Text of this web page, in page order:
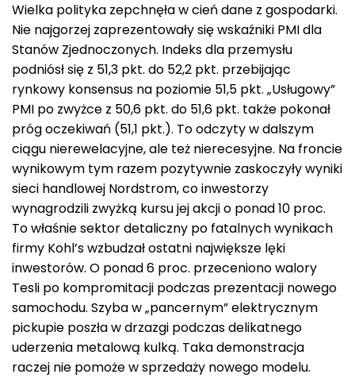
Wielka polityka zepchnęła w cień dane z gospodarki.
Nie najgorzej zaprezentowały się wskaźniki PMI dla
Stanów Zjednoczonych. Indeks dla przemysłu
podniósł się z 51,3 pkt. do 52,2 pkt. przebijając
rynkowy konsensus na poziomie 51,5 pkt. „Usługowy”
PMI po zwyżce z 50,6 pkt. do 51,6 pkt. także pokonał
próg oczekiwań (51,1 pkt.). To odczyty w dalszym
ciągu nierewelacyjne, ale też nierecesyjne. Na froncie
wynikowym tym razem pozytywnie zaskoczyły wyniki
sieci handlowej Nordstrom, co inwestorzy
wynagrodzili zwyżką kursu jej akcji o ponad 10 proc.
To właśnie sektor detaliczny po fatalnych wynikach
firmy Kohl’s wzbudzał ostatni największe lęki
inwestorów. O ponad 6 proc. przeceniono walory
Tesli po kompromitacji podczas prezentacji nowego
samochodu. Szyba w „pancernym” elektrycznym
pickupie poszła w drzazgi podczas delikatnego
uderzenia metalową kulką. Taka demonstracja
raczej nie pomoże w sprzedaży nowego modelu.